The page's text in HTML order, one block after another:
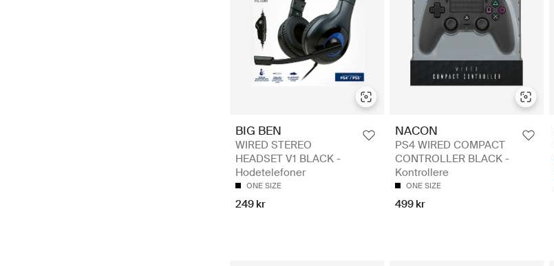
BIG BEN
WIRED STEREO
HEADSET V1 BLACK -
Hodetelefoner
ONE SIZE
249 kr
NACON
PS4 WIRED COMPACT
CONTROLLER BLACK -
Kontrollere
ONE SIZE
499 kr